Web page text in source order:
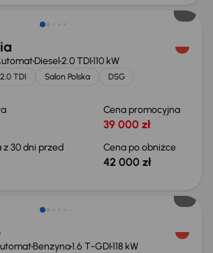
Diesel2.0 TDI110 kW
2.0 TDI Salon Polska
DSG
Cena promocyjna
39 000 zł
z 30 dni przed
Cena po obniżce
42 000 zł
Benzyna1.6 T-GDI118 kW